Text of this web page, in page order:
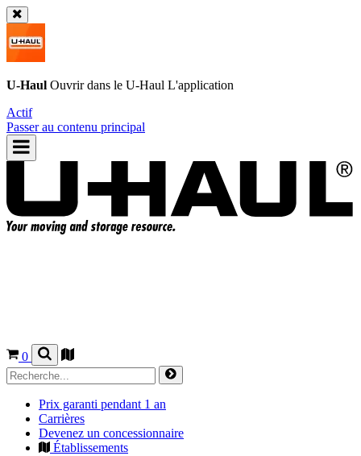
U-Haul Ouvrir dans le U-Haul L'application
Actif
Passer au contenu principal
0
Prix garanti pendant 1 an
Carrières
Devenez un concessionnaire
Établissements